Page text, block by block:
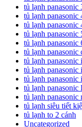
tủ lạnh panasonic
tủ lạnh panasonic
tủ lạnh panasonic
tủ lạnh panasonic
tủ lạnh panasonic
tủ lạnh
tủ lạnh panasonic
tủ lạnh panasonic
tủ lạnh panasonic
tủ lạnh panasonic
tủ lạnh panasonic
tủ lạnh siêu tiết
tủ lạnh to 2 cánh
Uncategorized